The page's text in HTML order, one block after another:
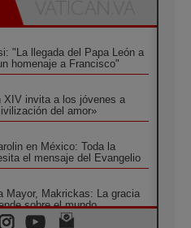
"La llegada del Papa León a
homenaje a Francisco"
XIV invita a los jóvenes a
del amor»
en México: Toda la
el mensaje del Evangelio
Mayor, Makrickas: La gracia
sobre el mundo